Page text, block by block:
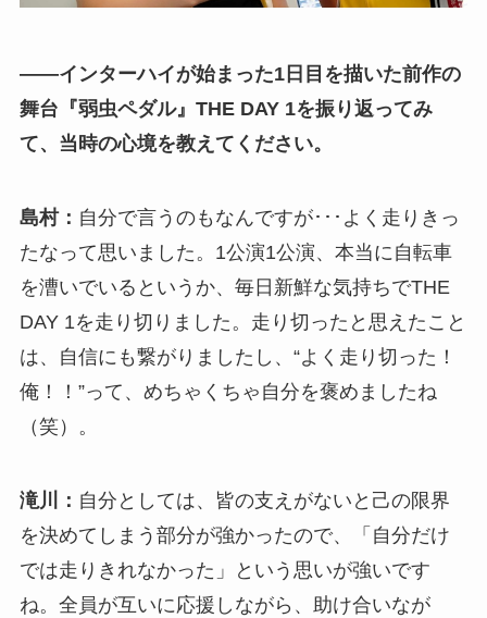
――インターハイが始まった1日目を描いた前作の
舞台『弱虫ペダル』THE DAY 1を振り返ってみ
て、当時の心境を教えてください。
島村： 自分で言うのもなんですが･･･よく走りきっ
たなって思いました。1公演1公演、本当に自転車
を漕いでいるというか、毎日新鮮な気持ちでTHE
DAY 1を走り切りました。走り切ったと思えたこと
は、自信にも繋がりましたし、“よく走り切った！
俺！！”って、めちゃくちゃ自分を褒めましたね
（笑）。
滝川： 自分としては、皆の支えがないと己の限界
を決めてしまう部分が強かったので、「自分だけ
では走りきれなかった」という思いが強いです
ね。全員が互いに応援しながら、助け合いなが